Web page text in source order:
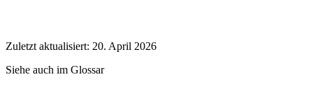
Zuletzt aktualisiert: 20. April 2026
Siehe auch im Glossar